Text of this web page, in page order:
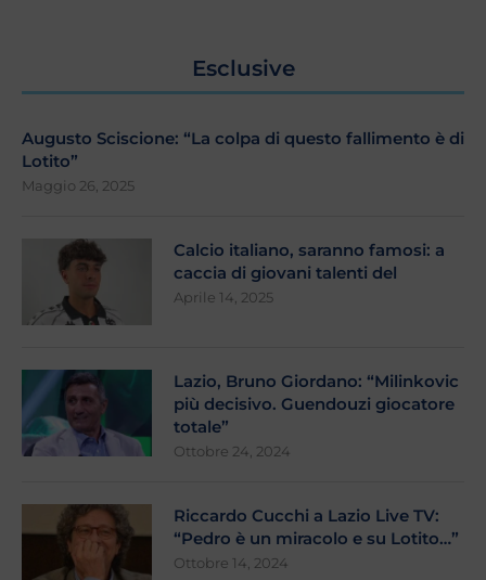
Esclusive
Augusto Sciscione: “La colpa di questo fallimento è di
Lotito”
Maggio 26, 2025
Calcio italiano, saranno famosi: a
caccia di giovani talenti del
Aprile 14, 2025
Lazio, Bruno Giordano: “Milinkovic
più decisivo. Guendouzi giocatore
totale”
Ottobre 24, 2024
Riccardo Cucchi a Lazio Live TV:
“Pedro è un miracolo e su Lotito…”
Ottobre 14, 2024